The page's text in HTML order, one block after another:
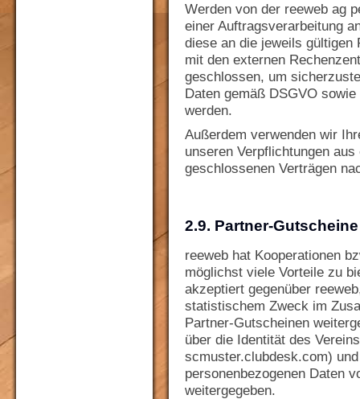
Werden von der reeweb ag
einer Auftragsverarbeitung
diese an die jeweils gültigen
mit den externen
geschlossen, um
Daten gemäß DSGVO
werden.
Außerdem verwenden wir
unseren Verpflichtungen
geschlossenen Verträgen
2.9. Partner-Gutscheine
reeweb hat Kooperationen
möglichst viele Vorteile zu
akzeptiert gegenüber
statistischem Zweck im
Partner-Gutscheinen
über die Identität des
scmuster.clubdesk.com)
personenbezogenen Daten
weitergegeben.